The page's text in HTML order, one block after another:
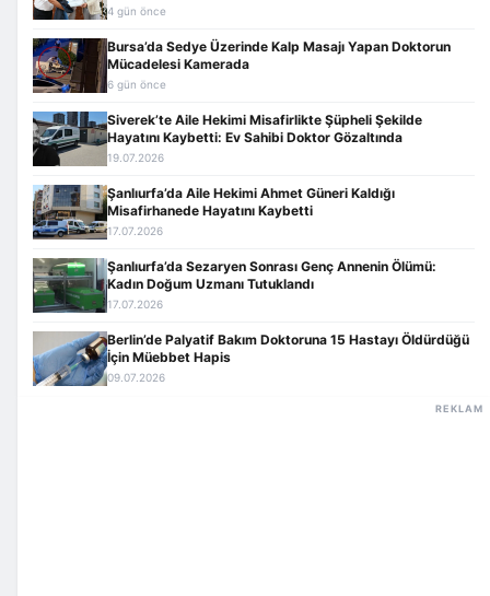
4 gün önce
Bursa’da Sedye Üzerinde Kalp Masajı Yapan Doktorun
Mücadelesi Kamerada
6 gün önce
Siverek’te Aile Hekimi Misafirlikte Şüpheli Şekilde
Hayatını Kaybetti: Ev Sahibi Doktor Gözaltında
19.07.2026
Şanlıurfa’da Aile Hekimi Ahmet Güneri Kaldığı
Misafirhanede Hayatını Kaybetti
17.07.2026
Şanlıurfa’da Sezaryen Sonrası Genç Annenin Ölümü:
Kadın Doğum Uzmanı Tutuklandı
17.07.2026
Berlin’de Palyatif Bakım Doktoruna 15 Hastayı Öldürdüğü
İçin Müebbet Hapis
09.07.2026
REKLAM